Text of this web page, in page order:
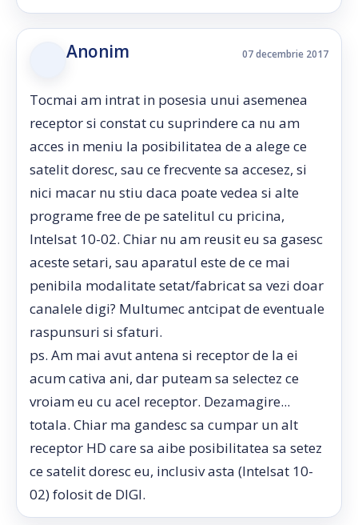
Anonim 07 decembrie 2017
Tocmai am intrat in posesia unui asemenea
receptor si constat cu suprindere ca nu am
acces in meniu la posibilitatea de a alege ce
satelit doresc, sau ce frecvente sa accesez, si
nici macar nu stiu daca poate vedea si alte
programe free de pe satelitul cu pricina,
Intelsat 10-02. Chiar nu am reusit eu sa gasesc
aceste setari, sau aparatul este de ce mai
penibila modalitate setat/fabricat sa vezi doar
canalele digi? Multumec antcipat de eventuale
raspunsuri si sfaturi.
ps. Am mai avut antena si receptor de la ei
acum cativa ani, dar puteam sa selectez ce
vroiam eu cu acel receptor. Dezamagire...
totala. Chiar ma gandesc sa cumpar un alt
receptor HD care sa aibe posibilitatea sa setez
ce satelit doresc eu, inclusiv asta (Intelsat 10-
02) folosit de DIGI.